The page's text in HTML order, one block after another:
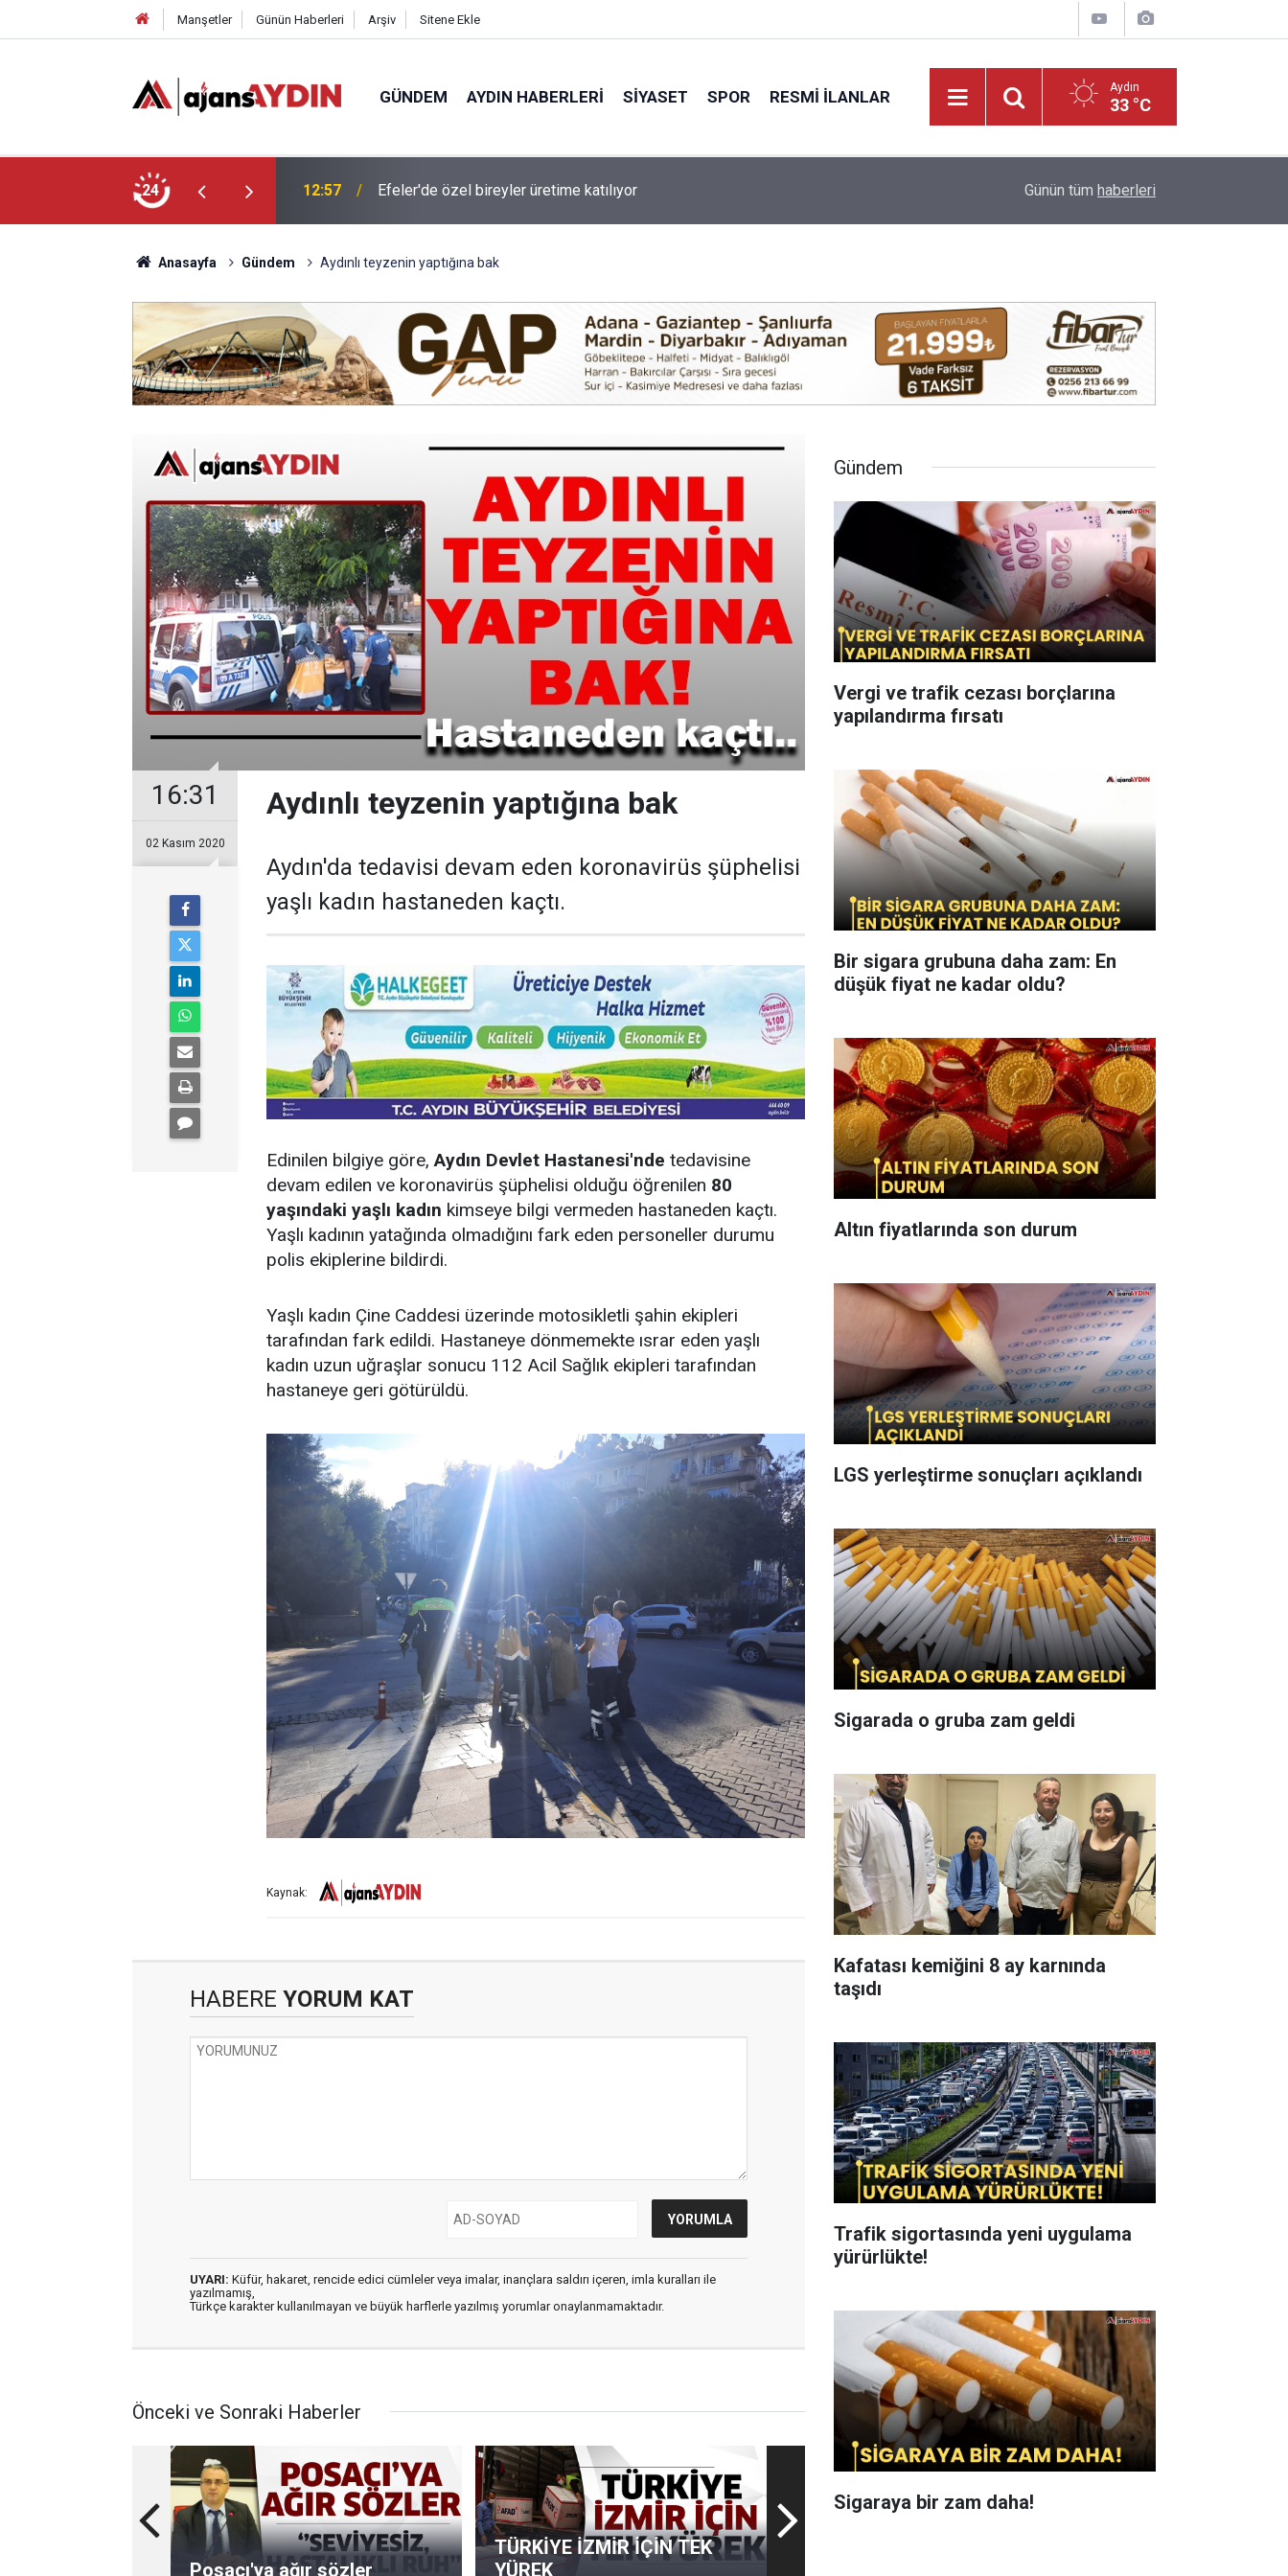
Manşetler Günün Haberleri Arşiv Sitene Ekle
GÜNDEM AYDIN HABERLERI SIYASET SPOR RESMI İLANLAR Aydın
33 °C
24 11:51 Didim’de yaz konserleri vatandaşları buluşturuyor Efeler'de çocuklar yaz tatilinde felsefeyle
Günün tüm haberleri
Anasayfa Gündem Aydınlı teyzenin yaptığına bak
16:31
02 Kasım 2020
Aydınlı teyzenin yaptığına bak
Aydın'da tedavisi devam eden koronavirüs şüphelisi
yaşlı kadın hastaneden kaçtı.
Edinilen bilgiye göre,Aydın Devlet Hastanesi'nde tedavisine
devam edilen ve koronavirüs şüphelisi olduğu öğrenilen 80
yaşındaki yaşlı kadın kimseye bilgi vermeden hastaneden kaçtı.
Yaşlı kadının yatağında olmadığını fark eden personeller durumu
polis ekiplerine bildirdi.
Yaşlı kadın Çine Caddesi üzerinde motosikletli şahin ekipleri
tarafından fark edildi. Hastaneye dönmemekte ısrar eden yaşlı
kadın uzun uğraşlar sonucu 112 Acil Sağlık ekipleri tarafından
hastaneye geri götürüldü.
Kaynak:
HABERE YORUM KAT
UYARI: Küfür, hakaret, rencide edici cümleler veya imalar, inançlara saldırı içeren, imla kuralları ile
yazılmamış,
Türkçe karakter kullanılmayan ve büyük harflerle yazılmış yorumlar onaylanmamaktadır.
Önceki ve Sonraki Haberler
Posacı'ya ağır sözler
TÜRKİYE İZMİR İÇİN TEK
YÜREK
Gündem
Vergi ve trafik cezası borçlarına
yapılandırma fırsatı
Bir sigara grubuna daha zam: En
düşük fiyat ne kadar oldu?
Altın fiyatlarında son durum
LGS yerleştirme sonuçları açıklandı
Sigarada o gruba zam geldi
Kafatası kemiğini 8 ay karnında
taşıdı
Trafik sigortasında yeni uygulama
yürürlükte!
Sigaraya bir zam daha!